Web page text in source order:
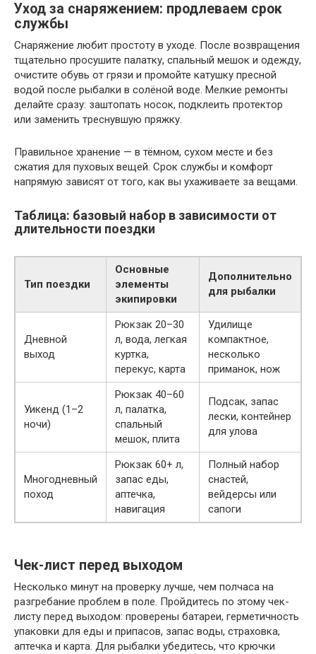
Уход за снаряжением: продлеваем срок
службы
Снаряжение любит простоту в уходе. После возвращения
тщательно просушите палатку, спальный мешок и одежду,
очистите обувь от грязи и промойте катушку пресной
водой после рыбалки в солёной воде. Мелкие ремонты
делайте сразу: заштопать носок, подклеить протектор
или заменить треснувшую пряжку.
Правильное хранение — в тёмном, сухом месте и без
сжатия для пуховых вещей. Срок службы и комфорт
напрямую зависят от того, как вы ухаживаете за вещами.
Таблица: базовый набор в зависимости от
длительности поездки
Тип поездки
Основные
элементы
экипировки
Дополнительно
для рыбалки
Дневной
выход
Рюкзак 20–30
л, вода, легкая
куртка,
перекус, карта
Удилище
компактное,
несколько
приманок, нож
Уикенд (1–2
ночи)
Рюкзак 40–60
л, палатка,
спальный
мешок, плита
Подсак, запас
лески, контейнер
для улова
Многодневный
поход
Рюкзак 60+ л,
запас еды,
аптечка,
навигация
Полный набор
снастей,
вейдерсы или
сапоги
Чек-лист перед выходом
Несколько минут на проверку лучше, чем полчаса на
разгребание проблем в поле. Пройдитесь по этому чек-
листу перед выходом: проверены батареи, герметичность
упаковки для еды и припасов, запас воды, страховка,
аптечка и карта. Для рыбалки убедитесь, что крючки